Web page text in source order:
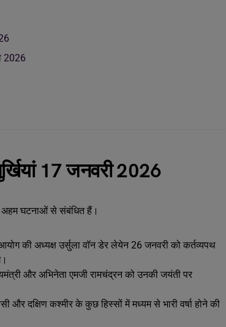
2026
17 जनवरी 2026
घटनाओं से संबंधित हैं।
की अध्यक्ष उर्सुला वॉन डेर लेयेन 26 जनवरी को कर्तव्यपथ
और अभिनेता एमजी रामचंद्रन को उनकी जयंती पर
और दक्षिण कश्मीर के कुछ हिस्सों में मध्यम से भारी वर्षा होने की